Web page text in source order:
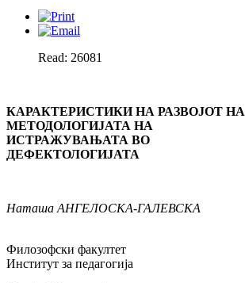
Read: 26081
КАРАКТЕРИСТИКИ НА РАЗВОЈОТ НА
МЕТОДОЛОГИЈАТА НА
ИСТРАЖУВАЊАТА ВО
ДЕФЕКТОЛОГИЈАТА
Наташа АНГЕЛОСКА-ГАЛЕВСКА
Филозофски факултет
Институт за педагогија